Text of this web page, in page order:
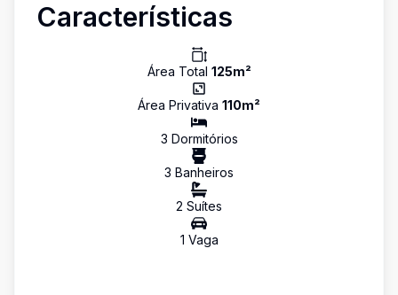
Características
Área Total 125m²
Área Privativa 110m²
3 Dormitórios
3 Banheiros
2 Suítes
1 Vaga